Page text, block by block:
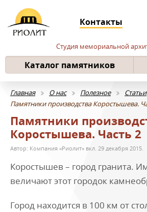
Контакты
Студия мемориальной
Каталог памятников
Главная О нас Полезное
Статьи
Памятники производства Коростышева.
Памятники
Коростышева. Часть 2
Автор: Компания «Риолит» вкл. 29 декабря 2015.
Коростышев – город гранита.
величают этот городок
Город находится в 100 км от